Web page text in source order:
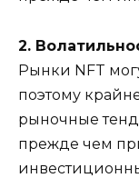
2.
Рынки NFT
поэтому
рыночные
прежде чем